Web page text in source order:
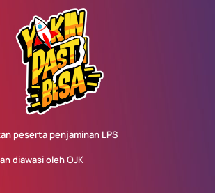
peserta penjaminan LPS
diawasi oleh OJK